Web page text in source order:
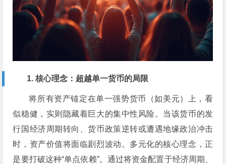
1. 核心理念：超越单一货币的局限
将所有资产锚定在单一强势货币（如美元）上，看
似稳健，实则隐藏着巨大的集中性风险。当该货币的发
行国经济周期转向、货币政策逆转或遭遇地缘政治冲击
时，资产价值将面临剧烈波动。多元化的核心理念，正
是要打破这种“单点依赖”。通过将资金配置于经济周期、